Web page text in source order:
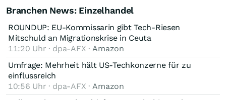
Branchen News: Einzelhandel
ROUNDUP: EU-Kommissarin gibt Tech-Riesen
Mitschuld an Migrationskrise in Ceuta
11:20 Uhr · dpa-AFX · Amazon
Umfrage: Mehrheit hält US-Techkonzerne für zu
einflussreich
10:56 Uhr · dpa-AFX · Amazon